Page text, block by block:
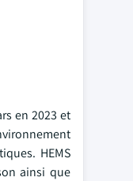
en 2023 et
HEMS
ainsi que